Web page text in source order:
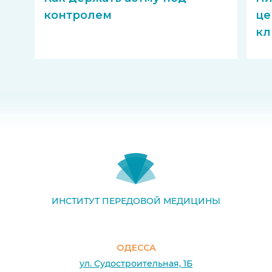
контролем
ИНСТИТУТ ПЕРЕДОВОЙ МЕДИЦИНЫ
ОДЕССА
ул. Судостроительная, 1Б